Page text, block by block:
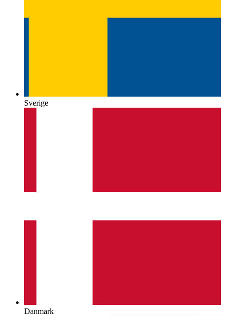
Sverige
Danmark